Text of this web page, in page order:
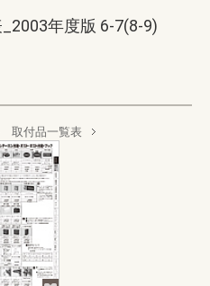
年度版 6-7(8-9)
取付品一覧表